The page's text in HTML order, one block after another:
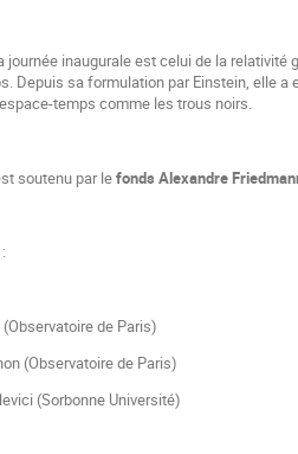
journée inaugurale est celui de la
Depuis sa formulation par Einstein, elle
temps comme les trous noirs.
soutenu par lefonds Alexandre
de Paris)
(Observatoire de Paris)
(Sorbonne Université)